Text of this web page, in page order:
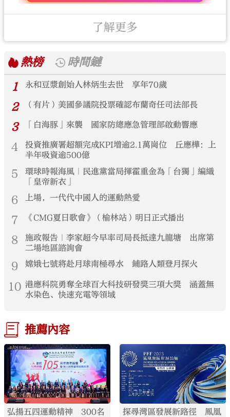
了解更多
熱榜
時間鏈
1
永和豆漿創始人林炳生去世 享年70歲
2 （有片）美國參議院投票確認布蘭奇任司法部長
3 「白海豚」來襲 國家防總應急管理部啟動響應
4
投資推廣署超額完成KPI增逾2.1萬崗位 丘應樺：上
半年吸資逾500億
5
環球時報海風｜民進黨當局揮霍重金為「台獨」編織
「皇帝新衣」
6 上場，一代代中國人的運動熱愛
7 《CMG夏日歌會》（榆林站）明日正式播出
8
施政報告｜李家超今早率司局長抵達九龍塘 出席第
二場地區諮詢會
9 嫦娥七號將赴月球南極尋水 鋪路人類登月探火
10 港應科院勇奪全球百大科技研發獎三項大獎 涵蓋無
水染色、快速充電等領域
推薦內容
弘揚五四運動精神 300名
探尋灣區發展新路徑 鳳凰